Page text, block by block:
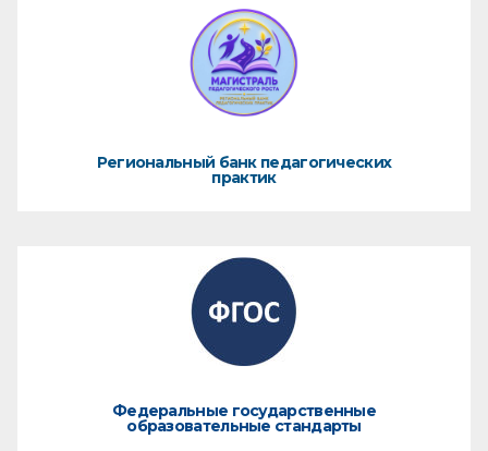
Региональный банк педагогических
практик
Федеральные государственные
образовательные стандарты